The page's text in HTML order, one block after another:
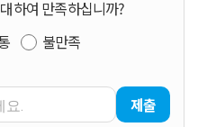
하여 만족하십니까?
불만족
제출